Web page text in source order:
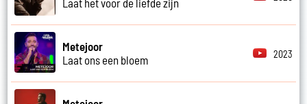
Laat het voor de liefde zijn
Metejoor
Laat ons een bloem
2023